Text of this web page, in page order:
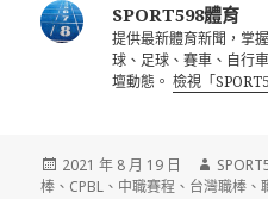
SPORT598體育
提供最新體育新聞，掌
球、足球、賽車、自行
壇動態。檢視「
發
佈
2021 年 8 月 19 日
作
者
棒 、 CPBL 、 中職賽程 、 台灣職棒 、